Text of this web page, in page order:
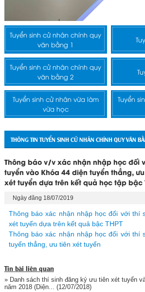
Tuyển sinh cử nhân chính quy
văn bằng 1
Tuyển sinh cử nhân chính quy
văn bằng 2
Tuyển sinh cử nhân vừa làm
vừa học
Tuyển
THÔNG TIN TUYỂN SINH CỬ NHÂN CHÍNH QUY VĂN
Thông báo v/v xác nhận nhập học đối
tuyển vào Khóa 44 diện tuyển thẳng,
xét tuyển dựa trên kết quả học tập bậc
Ngày đăng 18/07/2019
Thông báo xác nhận nhập học đối với thí
xét tuyển dựa trên kết quả bậc THPT
Thông báo xác nhận nhập học đối với thí
tuyển thẳng, ưu tiên xét tuyển
Tin bài liên quan
» Danh sách thí sinh đăng ký ưu tiên xét tuyển
năm 2018 (Diện...
(12/07/2018)